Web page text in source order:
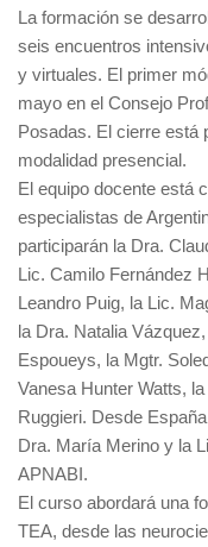
La formación se
seis encuentros
y virtuales. El primer
mayo en el Consejo
Posadas. El cierre está
modalidad presencial.
El equipo docente está
especialistas de
participarán la Dra.
Lic. Camilo Fernández
Leandro Puig, la Lic.
la Dra. Natalia
Espoueys, la Mgtr.
Vanesa Hunter Watts,
Ruggieri. Desde
Dra. María Merino y la
APNABI.
El curso abordará una
TEA, desde las